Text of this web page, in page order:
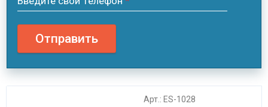
Отправить
Арт.: ES-1028